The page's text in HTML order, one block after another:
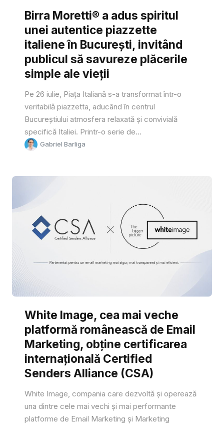
Birra Moretti® a adus spiritul
unei autentice piazzette
italiene în București, invitând
publicul să savureze plăcerile
simple ale vieții
Pe 26 iulie, Piața Italiană s-a transformat într-o
veritabilă piazzetta, aducând în centrul
Bucureștiului atmosfera relaxată și convivială
specifică Italiei. Printr-o serie de...
Gabriel Barliga
White Image, cea mai veche
platformă românească de Email
Marketing, obține certificarea
internațională Certified
Senders Alliance (CSA)
White Image, compania care dezvoltă și operează
una dintre cele mai vechi și mai performante
platforme de Email Marketing și Marketing